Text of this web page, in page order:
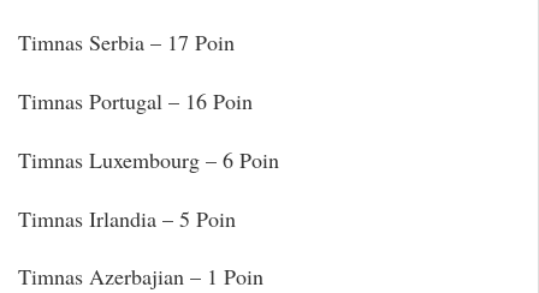
Timnas Serbia – 17 Poin
Timnas Portugal – 16 Poin
Timnas Luxembourg – 6 Poin
Timnas Irlandia – 5 Poin
Timnas Azerbajian – 1 Poin